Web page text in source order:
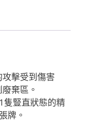
攻擊受到傷害
棄區。
隻豎直狀態的精
牌。